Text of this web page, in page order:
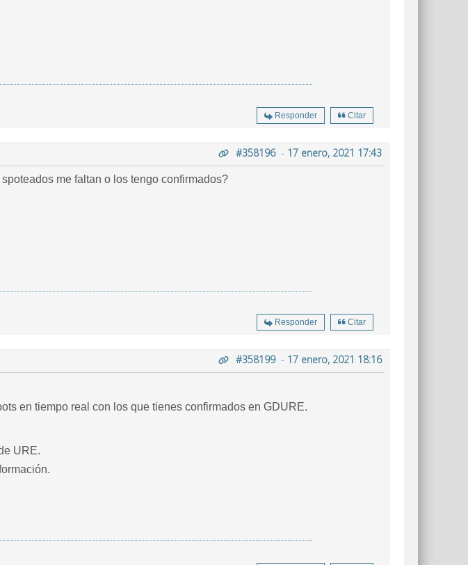
Responder Citar
#358196- 17 enero, 2021 17:43
me faltan o los tengo confirmados?
Responder Citar
#358199- 17 enero, 2021 18:16
en tiempo real con los que tienes confirmados en GDURE.
URE.